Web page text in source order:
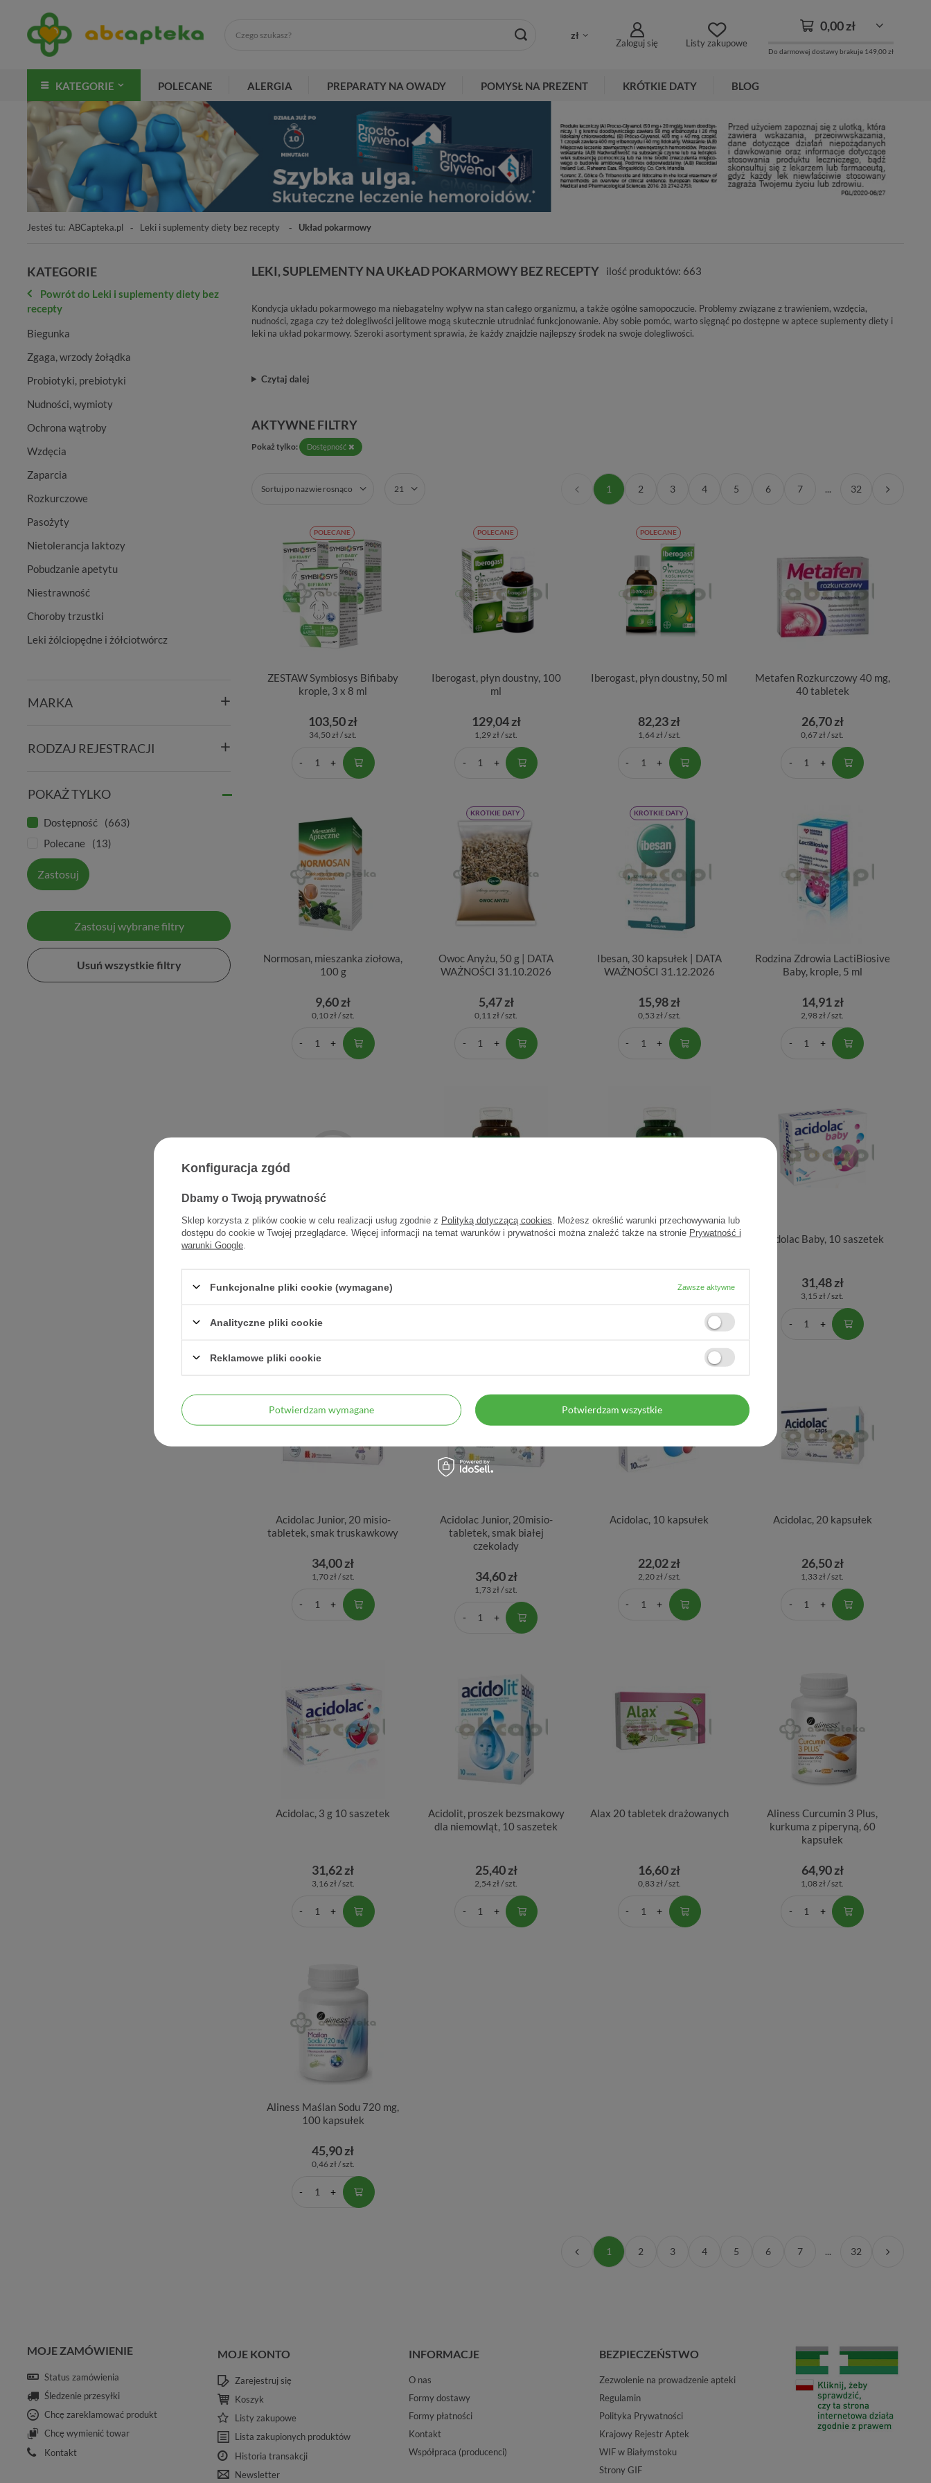
zł
Zaloguj się Listy zakupowe
0,00 zł
Do darmowej dostawy brakuje 149,00 zł
KATEGORIE POLECANE ALERGIA PREPARATY NA OWADY POMYSŁ NA PREZENT KRÓTKIE DATY BLOG
Jesteś tu: ABCapteka.pl Leki i suplementy diety bez recepty Układ pokarmowy
KATEGORIE
Powrót do Leki i suplementy diety bez
recepty
Biegunka
Zgaga, wrzody żołądka
Probiotyki, prebiotyki
Nudności, wymioty
Ochrona wątroby
Wzdęcia
Zaparcia
Rozkurczowe
Pasożyty
Nietolerancja laktozy
Pobudzanie apetytu
Niestrawność
Choroby trzustki
Leki żólciopędne i żółciotwórcz
MARKA
RODZAJ REJESTRACJI
POKAŻ TYLKO
Dostępność
663
Polecane
13
Zastosuj
Zastosuj wybrane filtry
Usuń wszystkie filtry
LEKI, SUPLEMENTY NA UKŁAD POKARMOWY BEZ RECEPTY ilość produktów: 663
Kondycja układu pokarmowego ma niebagatelny wpływ na stan całego organizmu, a także ogólne samopoczucie. Problemy związane z trawieniem, wzdęcia,
nudności, zgaga czy też dolegliwości jelitowe mogą skutecznie utrudniać funkcjonowanie. Aby sobie pomóc, warto sięgnąć po dostępne w aptece suplementy diety i
leki na układ pokarmowy. Szeroki asortyment sprawia, że każdy znajdzie najlepszy środek na swoje dolegliwości.
Czytaj dalej
AKTYWNE FILTRY
Pokaż tylko: Dostępność
Sortuj po nazwie rosnąco 21 1 2 3 4 5 6 7 ... 32
POLECANE
ZESTAW Symbiosys Bifibaby
krople, 3 x 8 ml
103,50 zł
34,50 zł / szt.
POLECANE
Iberogast, płyn doustny, 100
ml
129,04 zł
1,29 zł / szt.
POLECANE
Iberogast, płyn doustny, 50 ml
82,23 zł
1,64 zł / szt.
Metafen Rozkurczowy 40 mg,
40 tabletek
26,70 zł
0,67 zł / szt.
Normosan, mieszanka ziołowa,
100 g
9,60 zł
0,10 zł / szt.
KRÓTKIE DATY
Owoc Anyżu, 50 g | DATA
WAŻNOŚCI 31.10.2026
5,47 zł
0,11 zł / szt.
KRÓTKIE DATY
Ibesan, 30 kapsułek | DATA
WAŻNOŚCI 31.12.2026
15,98 zł
0,53 zł / szt.
Rodzina Zdrowia LactiBiosive
Baby, krople, 5 ml
14,91 zł
2,98 zł / szt.
4 Lacti Baby gutt 5 ml
14,34 zł
2,87 zł / szt.
A-Z Medica, Mastika, 60
A-Z Zielony Jęczmień, 60
32,82 zł
Acidolac Baby, 10 saszetek
31,48 zł
3,15 zł / szt.
Acidolac Junior, 20 misio-
tabletek, smak truskawkowy
34,00 zł
1,70 zł / szt.
Acidolac Junior, 20misio-
tabletek, smak białej
czekolady
34,60 zł
1,73 zł / szt.
Acidolac, 10 kapsułek
22,02 zł
2,20 zł / szt.
Acidolac, 20 kapsułek
26,50 zł
1,33 zł / szt.
Acidolac, 3 g 10 saszetek
31,62 zł
3,16 zł / szt.
Acidolit, proszek bezsmakowy
dla niemowląt, 10 saszetek
25,40 zł
2,54 zł / szt.
Alax 20 tabletek drażowanych
16,60 zł
0,83 zł / szt.
Aliness Curcumin 3 Plus,
kurkuma z piperyną, 60
kapsułek
64,90 zł
1,08 zł / szt.
Aliness Maślan Sodu 720 mg,
100 kapsułek
45,90 zł
0,46 zł / szt.
1 2 3 4 5 6 7 ... 32
MOJE ZAMÓWIENIE
Status zamówienia
Śledzenie przesyłki
Chcę zareklamować produkt
Chcę wymienić towar
Kontakt
MOJE KONTO
Zarejestruj się
Koszyk
Listy zakupowe
Lista zakupionych produktów
Historia transakcji
Newsletter
INFORMACJE
O nas
Formy dostawy
Formy płatności
Kontakt
Współpraca (producenci)
BEZPIECZEŃSTWO
Zezwolenie na prowadzenie apteki
Regulamin
Polityka Prywatności
Krajowy Rejestr Aptek
WIF w Białymstoku
Strony GIF
Konfiguracja zgód
Dbamy o Twoją prywatność
Sklep korzysta z plików cookie w celu realizacji usług zgodnie z Polityką dotyczącą cookies . Możesz określić warunki przechowywania lub
dostępu do cookie w Twojej przeglądarce. Więcej informacji na temat warunków i prywatności można znaleźć także na stronie Prywatność i
warunki Google
Funkcjonalne pliki cookie (wymagane) Zawsze aktywne
Analityczne pliki cookie
Reklamowe pliki cookie
Potwierdzam wymagane Potwierdzam wszystkie